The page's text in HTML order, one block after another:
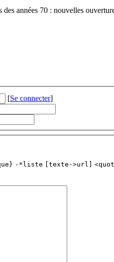
des années 70 : nouvelles
[Se connecter]
-*liste [texte->url]